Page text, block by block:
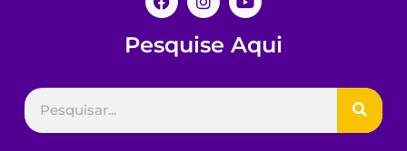
Pesquise Aqui